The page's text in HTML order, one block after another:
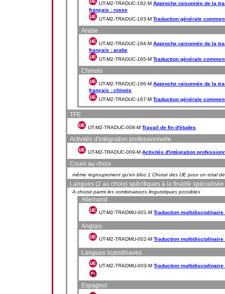
UT-M2-TRADUC-162-MApproche raisonnée de la
français : russe
UT-M2-TRADUC-163-MTraduction générale
Arabe
UT-M2-TRADUC-164-MApproche raisonnée de la
français : arabe
UT-M2-TRADUC-165-MTraduction générale
Chinois
UT-M2-TRADUC-166-MApproche raisonnée de la
français : chinois
UT-M2-TRADUC-167-MTraduction générale
TFE
UT-M2-TRADUC-008-MTravail de fin d'études
Activités d'intégration professionnelle
UT-M2-TRADUC-009-MActivités d'intégration
Cours au choix
même regroupement qu'en bloc 1 Choisir des UE pour un total
Langues (2 au choix) spécifiques à la finalité
A choisir parmi les combinaisons linguistiques possibles
Allemand
UT-M2-TRADMU-001-MTraduction
Anglais
UT-M2-TRADMU-002-MTraduction
Langues scandinaves
UT-M2-TRADMU-003-MTraduction
Espagnol